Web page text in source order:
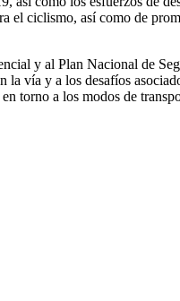
el ciclismo, así como de
y al Plan Nacional de
la vía y a los desafíos
torno a los modos de